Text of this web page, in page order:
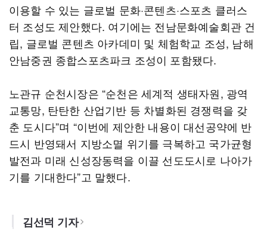
이용할 수 있는 글로벌 문화·콘텐츠·스포츠 클러스
터 조성도 제안했다. 여기에는 전남문화예술회관 건
립, 글로벌 콘텐츠 아카데미 및 체험학교 조성, 남해
안남중권 종합스포츠파크 조성이 포함됐다.
노관규 순천시장은 “순천은 세계적 생태자원, 광역
교통망, 탄탄한 산업기반 등 차별화된 경쟁력을 갖
춘 도시다”며 “이번에 제안한 내용이 대선공약에 반
드시 반영돼서 지방소멸 위기를 극복하고 국가균형
발전과 미래 신성장동력을 이끌 선도도시로 나아가
기를 기대한다”고 말했다.
김선덕 기자